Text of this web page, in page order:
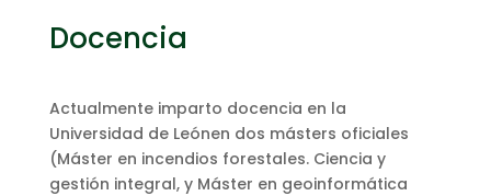
Docencia
Actualmente imparto docencia en la
Universidad de Leónen dos másters oficiales
(Máster en incendios forestales. Ciencia y
gestión integral, y Máster en geoinformática